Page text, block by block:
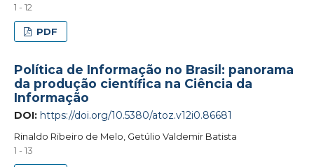
1 - 12
PDF
Política de Informação no Brasil: panorama
da produção científica na Ciência da
Informação
DOI: https://doi.org/10.5380/atoz.v12i0.86681
Rinaldo Ribeiro de Melo, Getúlio Valdemir Batista
1 - 13